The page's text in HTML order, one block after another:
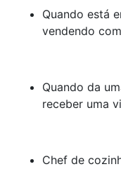
Quando está
vendendo
Quando da
receber uma
Chef de